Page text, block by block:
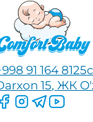
91 164 8125
15, ЖК
Следите за
Следите за
Следите